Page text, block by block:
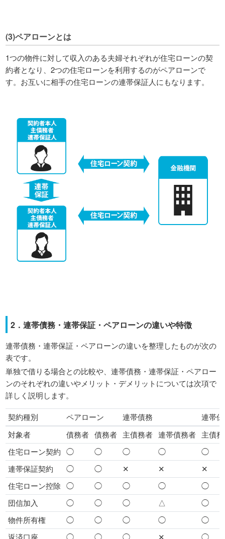
(3)ペアローンとは
1つの物件に対して収入のある夫婦それぞれが住宅ローンの契
約者となり、2つの住宅ローンを利用するのがペアローンで
す。お互いに相手の住宅ローンの連帯保証人にもなります。
2．連帯債務・連帯保証・ペアローンの違いや特徴
連帯債務・連帯保証・ペアローンの違いを整理したものが次の
表です。
単独で借りる場合との比較や、連帯債務・連帯保証・ペアロー
ンのそれぞれの違いやメリット・デメリットについては次項で
詳しく説明します。
契約種別 ペアローン 連帯債務
連帯
対象者
債務者 債務者 主債務者 連帯債務者 主債
住宅ローン契約 ◯ ◯ ◯ ◯
◯
連帯保証契約
◯ ◯ ✕ ✕
✕
住宅ローン控除 ◯ ◯ ◯ ◯
◯
団信加入
◯ ◯ ◯ △
◯
物件所有権
◯ ◯ ◯ ◯
◯
返済口座
◯ ◯ ◯ ✕ ◯